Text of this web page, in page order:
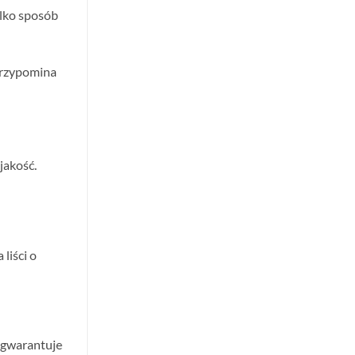
sposób
liści o